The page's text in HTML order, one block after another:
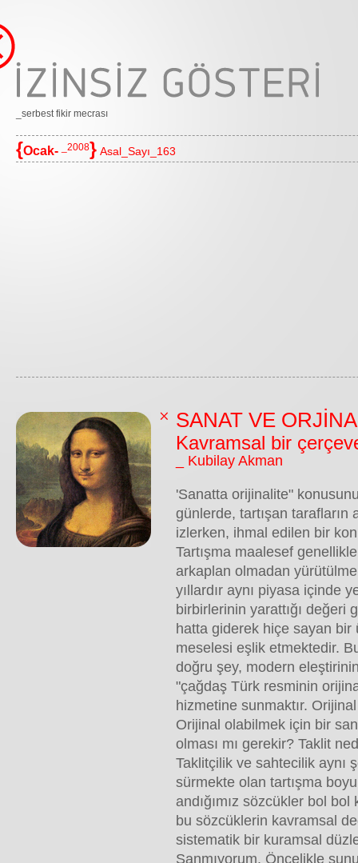
_serbest fikir mecrası
{Ocak- _2008} Asal_Sayı_163
SANAT VE
Kavramsal bir
_ Kubilay Akman
'Sanatta orijinalite"
günlerde, tartışan tarafların
izlerken, ihmal edilen bir
Tartışma maalesef
arkaplan olmadan
yıllardır aynı piyasa içinde
birbirlerinin yarattığı değeri
hatta giderek hiçe sayan bir
meselesi eşlik etmektedir.
doğru şey, modern
"çağdaş Türk resminin
hizmetine sunmaktır.
Orijinal olabilmek için bir
olması mı gerekir? Taklit
Taklitçilik ve sahtecilik aynı
sürmekte olan tartışma
andığımız sözcükler bol bol
bu sözcüklerin kavramsal
sistematik bir kuramsal
Sanmıyorum. Öncelikle